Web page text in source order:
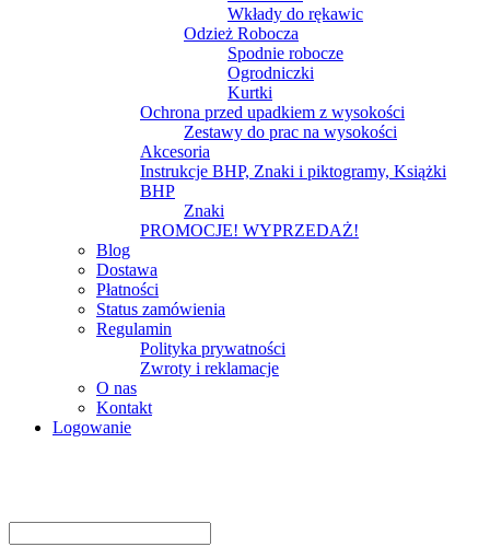
Wkłady do rękawic
Odzież Robocza
Spodnie robocze
Ogrodniczki
Kurtki
Ochrona przed upadkiem z wysokości
Zestawy do prac na wysokości
Akcesoria
Instrukcje BHP, Znaki i piktogramy, Książki
BHP
Znaki
PROMOCJE! WYPRZEDAŻ!
Blog
Dostawa
Płatności
Status zamówienia
Regulamin
Polityka prywatności
Zwroty i reklamacje
O nas
Kontakt
Logowanie